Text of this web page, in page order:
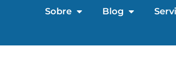
Sobre Blog